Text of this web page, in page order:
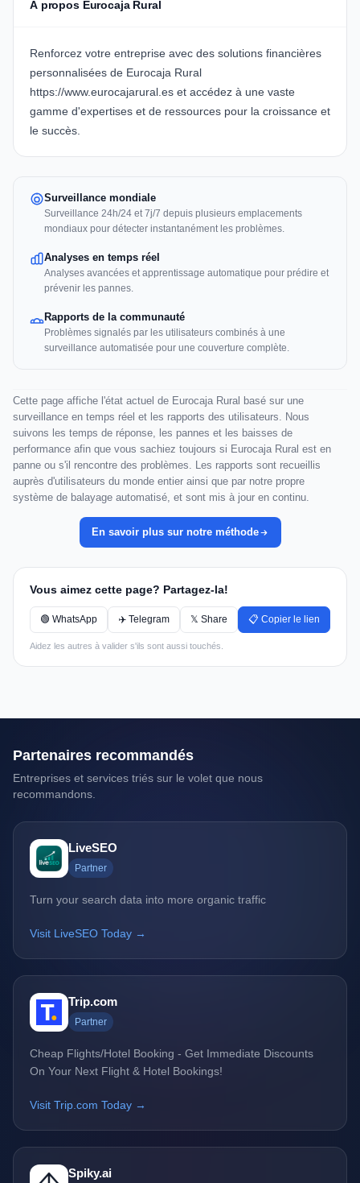
À propos Eurocaja Rural
Renforcez votre entreprise avec des solutions financières
personnalisées de Eurocaja Rural
https://www.eurocajarural.es et accédez à une vaste
gamme d'expertises et de ressources pour la croissance et
le succès.
Surveillance mondiale
Surveillance 24h/24 et 7j/7 depuis plusieurs emplacements
mondiaux pour détecter instantanément les problèmes.
Analyses en temps réel
Analyses avancées et apprentissage automatique pour prédire et
prévenir les pannes.
Rapports de la communauté
Problèmes signalés par les utilisateurs combinés à une
surveillance automatisée pour une couverture complète.
Cette page affiche l'état actuel de Eurocaja Rural basé sur une
surveillance en temps réel et les rapports des utilisateurs. Nous
suivons les temps de réponse, les pannes et les baisses de
performance afin que vous sachiez toujours si Eurocaja Rural est en
panne ou s'il rencontre des problèmes. Les rapports sont recueillis
auprès d'utilisateurs du monde entier ainsi que par notre propre
système de balayage automatisé, et sont mis à jour en continu.
En savoir plus sur notre méthode
Vous aimez cette page? Partagez-la!
🟢 WhatsApp ✈️ Telegram 𝕏 Share 📋 Copier le lien
Aidez les autres à valider s'ils sont aussi touchés.
Partenaires recommandés
Entreprises et services triés sur le volet que nous
recommandons.
LiveSEO
Partner
Turn your search data into more organic traffic
Visit LiveSEO Today →
Trip.com
Partner
Cheap Flights/Hotel Booking - Get Immediate Discounts
On Your Next Flight & Hotel Bookings!
Visit Trip.com Today →
Spiky.ai